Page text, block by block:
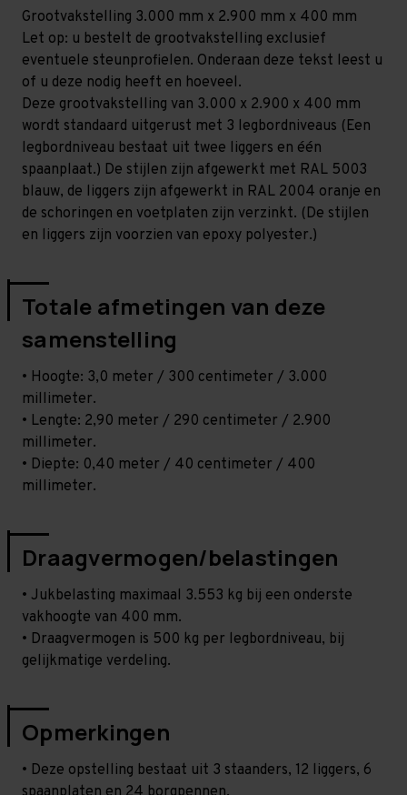
niveaus
GALVA
niveaus
GALVA
Grootvakstelling 3.000 mm x 2.900 mm x 400 mm
Let op: u bestelt de grootvakstelling exclusief
eventuele steunprofielen. Onderaan deze tekst leest u
of u deze nodig heeft en hoeveel.
Deze grootvakstelling van 3.000 x 2.900 x 400 mm
wordt standaard uitgerust met 3 legbordniveaus (Een
legbordniveau bestaat uit twee liggers en één
spaanplaat.) De stijlen zijn afgewerkt met RAL 5003
blauw, de liggers zijn afgewerkt in RAL 2004 oranje en
de schoringen en voetplaten zijn verzinkt. (De stijlen
en liggers zijn voorzien van epoxy polyester.)
Totale afmetingen van deze
samenstelling
• Hoogte: 3,0 meter / 300 centimeter / 3.000
millimeter.
• Lengte: 2,90 meter / 290 centimeter / 2.900
millimeter.
• Diepte: 0,40 meter / 40 centimeter / 400
millimeter.
Draagvermogen/belastingen
• Jukbelasting maximaal 3.553 kg bij een onderste
vakhoogte van 400 mm.
• Draagvermogen is 500 kg per legbordniveau, bij
gelijkmatige verdeling.
Opmerkingen
• Deze opstelling bestaat uit 3 staanders, 12 liggers, 6